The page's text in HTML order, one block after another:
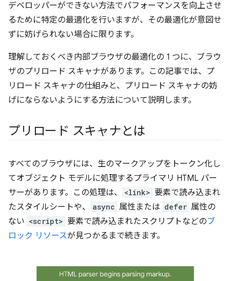
デベロッパーができない方法でパフォーマンスを向上させ
るために特定の最適化を行いますが、その最適化が意図せ
ずに妨げられない場合に限ります。
理解しておくべき内部ブラウザの最適化の 1 つに、ブラウ
ザのプリロード スキャナがあります。この記事では、プ
リロード スキャナの仕組みと、プリロード スキャナの妨
げにならないようにする方法について説明します。
プリロード スキャナとは
すべてのブラウザには、生のマークアップをトークン化し
てオブジェクト モデルに処理するプライマリ HTML パー
サーがあります。
この処理は、 <link> 要素で読み込まれ
たスタイルシートや、
async 属性または defer 属性の
ない <script> 要素で読み込まれたスクリプトなどのブ
ロック リソースが見つかるまで続きます。